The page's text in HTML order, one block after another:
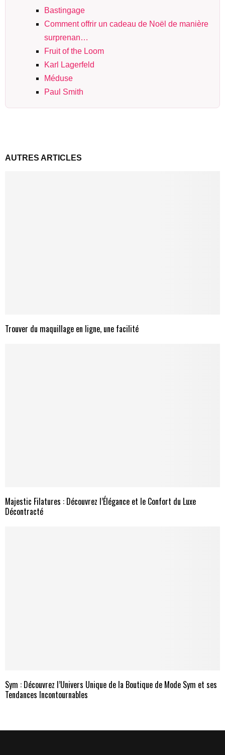
Bastingage
Comment offrir un cadeau de Noël de manière
surprenan…
Fruit of the Loom
Karl Lagerfeld
Méduse
Paul Smith
AUTRES ARTICLES
Trouver du maquillage en ligne, une facilité
Majestic Filatures : Découvrez l’Élégance et le Confort du Luxe
Décontracté
Sym : Découvrez l’Univers Unique de la Boutique de Mode Sym et ses
Tendances Incontournables